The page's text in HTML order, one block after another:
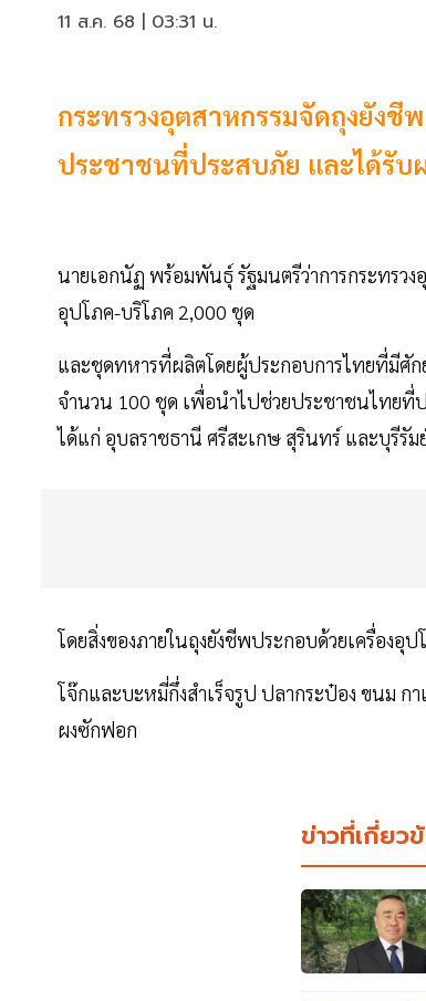
11 ส.ค. 68 | 03:31 น.
กระทรวงอุตสาหกรรมจัดถุงยังชี
ประชาชนที่ประสบภัย และได้รับ
นายเอกนัฏ พร้อมพันธุ์ รัฐมนตรีว่าการกระทรวง
อุปโภค-บริโภค 2,000 ชุด
และชุดทหารที่ผลิตโดยผู้ประกอบการไทยที่มีศัก
จำนวน 100 ชุด เพื่อนำไปช่วยประชาชนไทย
ได้แก่ อุบลราชธานี ศรีสะเกษ สุรินทร์ และบุรีรัม
โดยสิ่งของภายในถุงยังชีพประกอบด้วยเครื่อง
โจ๊กและบะหมี่กึ่งสำเร็จรูป ปลากระป๋อง ขนม
ผงซักฟอก
ข่าวที่เกี่ยว